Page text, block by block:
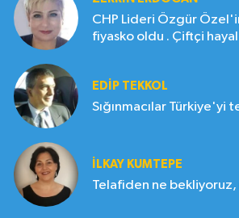
CHP Lideri Özgür
fiyasko oldu . Çiftçi hayal
EDIP TEKKOL
Sığınmacılar Türkiye'yi
İLKAY KUMTEPE
Telafiden ne bekliyoruz,